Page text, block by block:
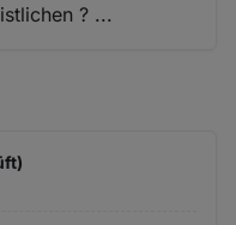
? ...